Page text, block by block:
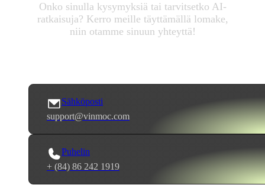
Onko sinulla kysymyksiä tai tarvitsetko AI-
ratkaisuja? Kerro meille täyttämällä lomake,
niin otamme sinuun yhteyttä!
Sähköposti
support@vinmoc.com
Puhelin
+ (84) 86 242 1919